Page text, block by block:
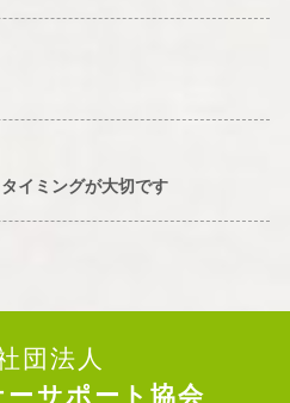
イミングが大切です
団法人
ーサポート協会